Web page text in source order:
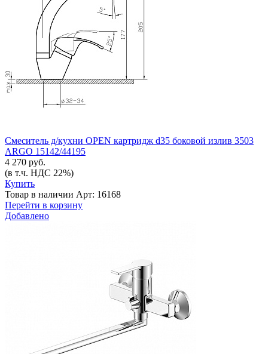
Смеситель д/кухни OPEN картридж d35 боковой излив 3503
ARGO 15142/44195
4 270 руб.
(в т.ч. НДС 22%)
Купить
Товар в наличии Арт: 16168
Перейти в корзину
Добавлено